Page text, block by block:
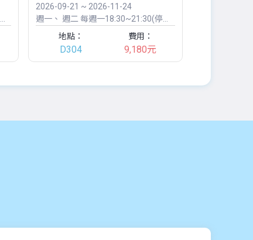
2026-09-21 ~ 2026-11-24
週一
週二 每週一18:30~21:30(停課:9/28、10/26)、每週二18:30~21:30
地點：
D304
費用：
9,180元